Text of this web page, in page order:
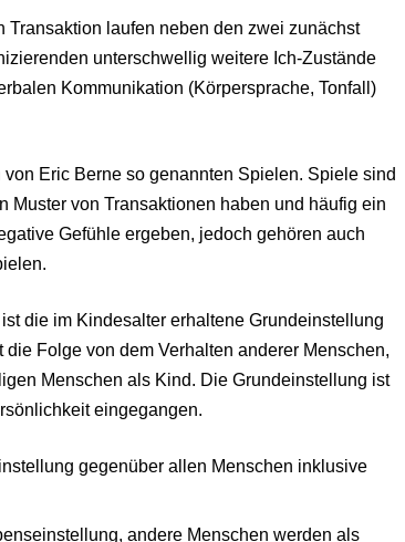
Transaktion laufen neben den zwei zunächst
unterschwellig weitere Ich-Zustände
Kommunikation (Körpersprache, Tonfall)
Eric Berne so genannten Spielen. Spiele sind
Muster von Transaktionen haben und häufig ein
Gefühle ergeben, jedoch gehören auch
die im Kindesalter erhaltene Grundeinstellung
Folge von dem Verhalten anderer Menschen,
Menschen als Kind. Die Grundeinstellung ist
eingegangen.
gegenüber allen Menschen inklusive
andere Menschen werden als